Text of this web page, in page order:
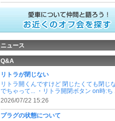
ニュース
Q&A
リトラが閉じない
リトラ開くんですけど 閉じたくても閉じ
でちゃって... ・リトラ開閉ボタン on時:ち
2026/07/22 15:26
プラグの状態について